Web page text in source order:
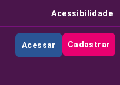
Acessibilidade
Acessar Cadastrar